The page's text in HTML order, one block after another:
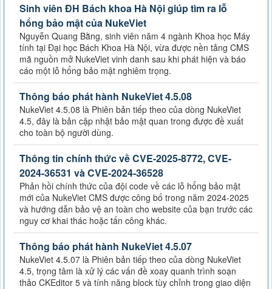
Sinh viên ĐH Bách khoa Hà Nội giúp tìm ra lỗ
hổng bảo mật của NukeViet
Nguyễn Quang Bằng, sinh viên năm 4 ngành Khoa học Máy
tính tại Đại học Bách Khoa Hà Nội, vừa được nền tảng CMS
mã nguồn mở NukeViet vinh danh sau khi phát hiện và báo
cáo một lỗ hổng bảo mật nghiêm trọng.
Thông báo phát hành NukeViet 4.5.08
NukeViet 4.5.08 là Phiên bản tiếp theo của dòng NukeViet
4.5, đây là bản cập nhật bảo mật quan trong được đề xuất
cho toàn bộ người dùng.
Thông tin chính thức về CVE-2025-8772, CVE-
2024-36531 và CVE-2024-36528
Phản hồi chính thức của đội code về các lỗ hổng bảo mật
mới của NukeViet CMS được công bố trong năm 2024-2025
và hướng dẫn bảo vệ an toàn cho website của bạn trước các
nguy cơ khai thác hoặc tấn công khác.
Thông báo phát hành NukeViet 4.5.07
NukeViet 4.5.07 là Phiên bản tiếp theo của dòng NukeViet
4.5, trọng tâm là xử lý các vấn đề xoay quanh trình soạn
thảo CKEditor 5 và tính năng block tùy chỉnh trong giao diện